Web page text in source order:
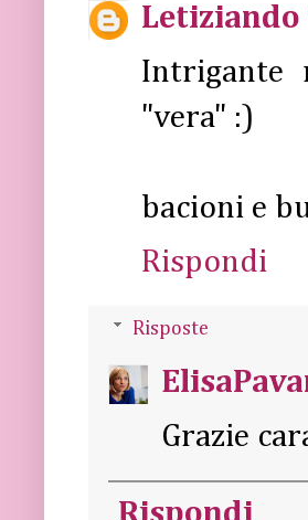
Letiziando
Intrigante
"vera" :)
bacioni e
Rispondi
Risposte
Grazie